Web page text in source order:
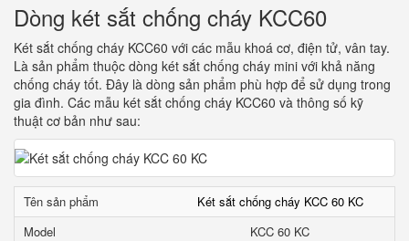
Dòng két sắt chống cháy KCC60
Két sắt chống cháy KCC60 với các mẫu khoá cơ, điện tử, vân tay.
Là sản phẩm thuộc dòng két sắt chống cháy mini với khả năng
chống cháy tốt. Đây là dòng sản phẩm phù hợp để sử dụng trong
gia đình. Các mẫu két sắt chống cháy KCC60 và thông số kỹ
thuật cơ bản như sau:
Tên sản phẩm
Két sắt chống cháy KCC 60 KC
Model
KCC 60 KC